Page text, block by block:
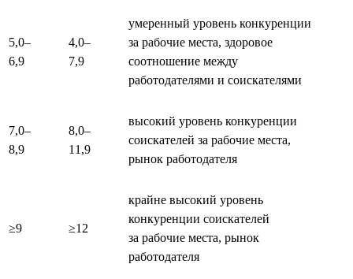
5,0–
6,9
4,0–
7,9
умеренный уровень конкуренции
за рабочие места, здоровое
соотношение между
работодателями и соискателями
7,0–
8,9
8,0–
11,9
высокий уровень конкуренции
соискателей за рабочие места,
рынок работодателя
≥9 ≥12
крайне высокий уровень
конкуренции соискателей
за рабочие места, рынок
работодателя